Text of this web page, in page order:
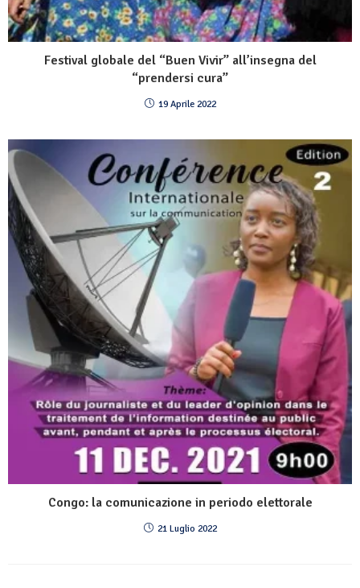
Festival globale del “Buen Vivir” all’insegna del
“prendersi cura”
19 Aprile 2022
Congo: la comunicazione in periodo elettorale
21 Luglio 2022